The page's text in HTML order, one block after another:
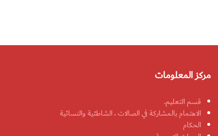
مركز المعلومات
قسم التعليم.
الاهتمام بالمشاركة في الصالات ، الشاطئية والنسائية
الحكام